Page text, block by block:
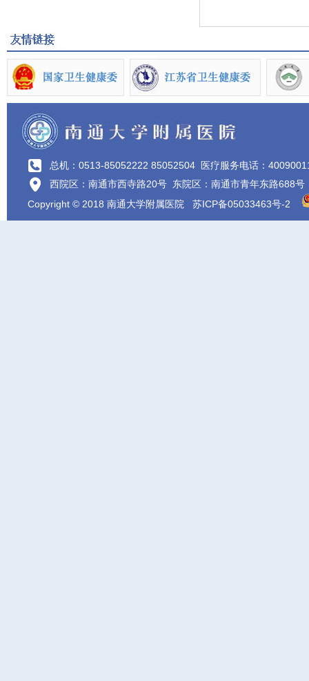
总机：0513-85052222 85052504 医疗服务电话：
西院区：南通市西寺路20号 东院区：南通市青年东路688号
Copyright © 2018 南通大学附属医院 苏ICP备05033463号-2